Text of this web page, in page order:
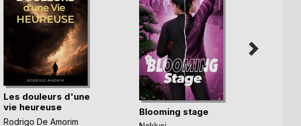
Les douleurs d'une
vie heureuse
Rodrigo De Amorim
Blooming stage